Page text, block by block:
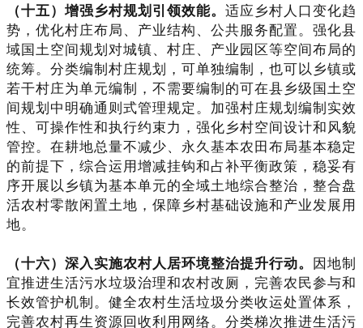
（十五）增强乡村规划引领效能。适应乡村人口变化趋
势，优化村庄布局、产业结构、公共服务配置。强化县
域国土空间规划对城镇、村庄、产业园区等空间布局的
统筹。分类编制村庄规划，可单独编制，也可以乡镇或
若干村庄为单元编制，不需要编制的可在县乡级国土空
间规划中明确通则式管理规定。加强村庄规划编制实效
性、可操作性和执行约束力，强化乡村空间设计和风貌
管控。在耕地总量不减少、永久基本农田布局基本稳定
的前提下，综合运用增减挂钩和占补平衡政策，稳妥有
序开展以乡镇为基本单元的全域土地综合整治，整合盘
活农村零散闲置土地，保障乡村基础设施和产业发展用
地。
（十六）深入实施农村人居环境整治提升行动。 因地制
宜推进生活污水垃圾治理和农村改厕，完善农民参与和
长效管护机制。健全农村生活垃圾分类收运处置体系，
完善农村再生资源回收利用网络。分类梯次推进生活污